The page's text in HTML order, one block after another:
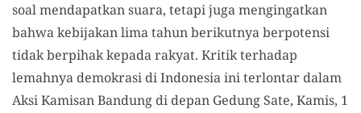
soal mendapatkan suara, tetapi juga mengingatkan
bahwa kebijakan lima tahun berikutnya berpotensi
tidak berpihak kepada rakyat. Kritik terhadap
lemahnya demokrasi di Indonesia ini terlontar dalam
Aksi Kamisan Bandung di depan Gedung Sate, Kamis, 1